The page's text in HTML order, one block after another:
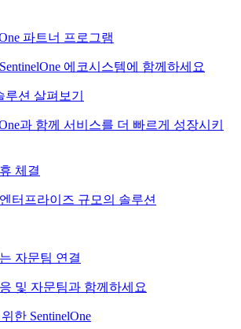
파트너 프로그램
에코시스템에 함께하세요
루션 살펴보기
과 함께 서비스를 더 빠르게 성장시키
체결
터프라이즈 규모의 솔루션
자문팀 연결
및 자문팀과 함께하세요
한 SentinelOne